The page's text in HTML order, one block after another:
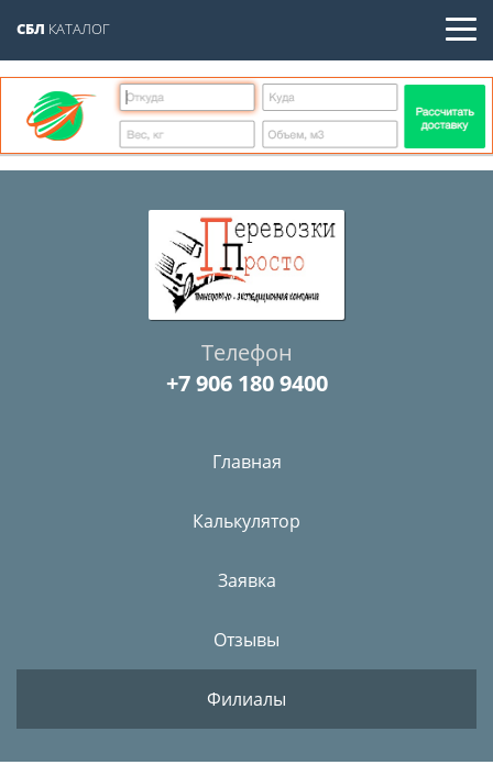
СБЛ КАТАЛОГ
Телефон
+7 906 180 9400
Главная
Калькулятор
Заявка
Отзывы
Филиалы